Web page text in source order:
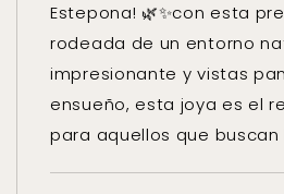
Estepona! 🌿✨con esta
rodeada de un entorno
impresionante y vistas
ensueño, esta joya es el
para aquellos que buscan